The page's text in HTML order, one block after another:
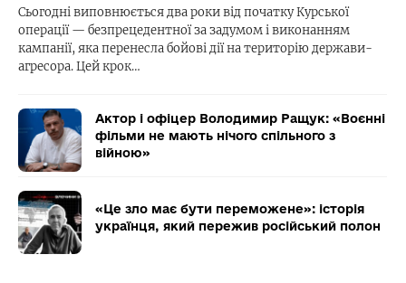
Сьогодні виповнюється два роки від початку Курської
операції — безпрецедентної за задумом і виконанням
кампанії, яка перенесла бойові дії на територію держави-
агресора. Цей крок…
Актор і офіцер Володимир Ращук: «Воєнні
фільми не мають нічого спільного з
війною»
«Це зло має бути переможене»: історія
українця, який пережив російський полон